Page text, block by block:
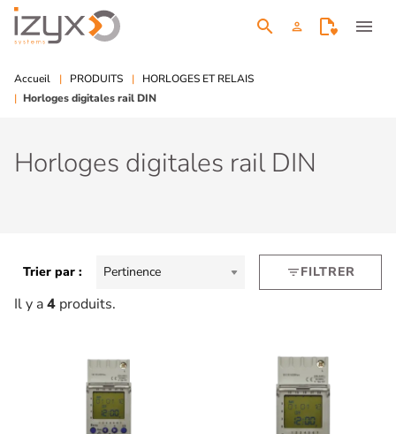
search person menu
Accueil PRODUITS
HORLOGES ET RELAIS
Horloges digitales rail DIN
Horloges digitales rail DIN
Il y a4 produits.
Trier par : Pertinence filter_listFILTRER